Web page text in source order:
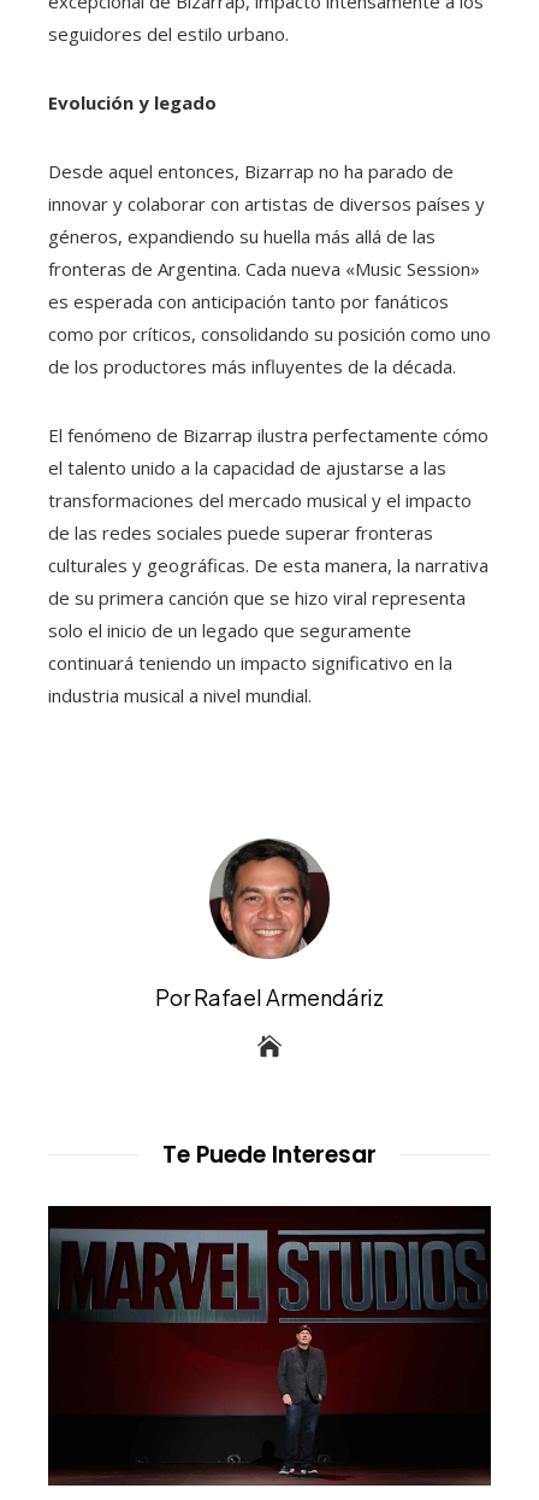
seguidores del estilo urbano.
Evolución y legado
Desde aquel entonces, Bizarrap no ha parado de
innovar y colaborar con artistas de diversos países y
géneros, expandiendo su huella más allá de las
fronteras de Argentina. Cada nueva «Music Session»
es esperada con anticipación tanto por fanáticos
como por críticos, consolidando su posición como uno
de los productores más influyentes de la década.
El fenómeno de Bizarrap ilustra perfectamente cómo
el talento unido a la capacidad de ajustarse a las
transformaciones del mercado musical y el impacto
de las redes sociales puede superar fronteras
culturales y geográficas. De esta manera, la narrativa
de su primera canción que se hizo viral representa
solo el inicio de un legado que seguramente
continuará teniendo un impacto significativo en la
industria musical a nivel mundial.
Por Rafael Armendáriz
Te Puede Interesar